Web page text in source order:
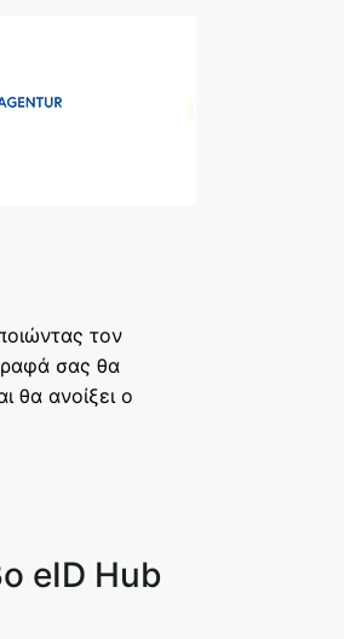
τον
σας θα
θα ανοίξει ο
eID Hub